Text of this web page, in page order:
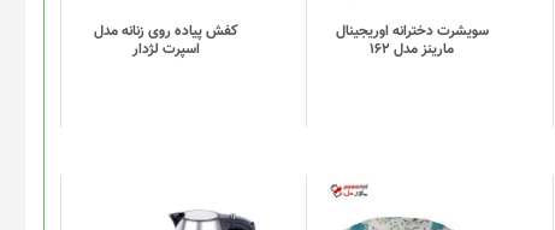
سویشرت دخترانه اوریجینال
مارینز مدل 162
کفش پیاده روی زنانه مدل
اسپرت لژدار
گزینه
ها